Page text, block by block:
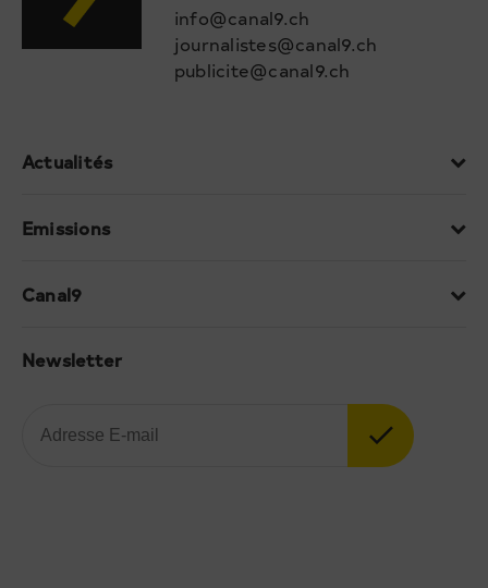
info@canal9.ch
journalistes@canal9.ch
publicite@canal9.ch
Actualités
Emissions
Canal9
Newsletter